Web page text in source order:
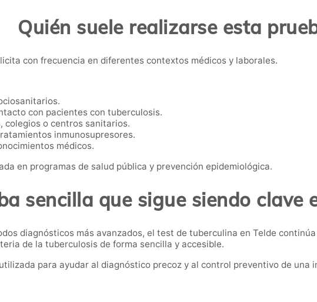
Quién suele realizarse esta
con frecuencia en diferentes contextos médicos y laborales.
con pacientes con tuberculosis.
colegios o centros sanitarios.
inmunosupresores.
médicos.
en programas de salud pública y prevención epidemiológica.
sencilla que sigue siendo clave
diagnósticos más avanzados, el test de tuberculina en Telde
de la tuberculosis de forma sencilla y accesible.
para ayudar al diagnóstico precoz y al control preventivo de una